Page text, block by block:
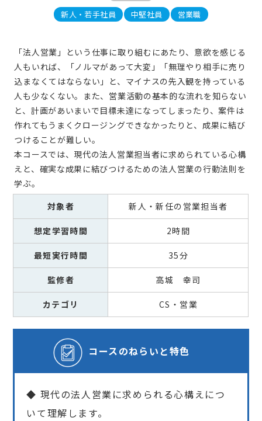
新人・若手社員 中堅社員 営業職
「法人営業」という仕事に取り組むにあたり、意欲を感じる
人もいれば、「ノルマがあって大変」「無理やり相手に売り
込まなくてはならない」と、マイナスの先入観を持っている
人も少なくない。また、営業活動の基本的な流れを知らない
と、計画があいまいで目標未達になってしまったり、案件は
作れてもうまくクロージングできなかったりと、成果に結び
つけることが難しい。
本コースでは、現代の法人営業担当者に求められている心構
えと、確実な成果に結びつけるための法人営業の行動法則を
学ぶ。
対象者
新人・新任の営業担当者
想定学習時間 2時間
最短実行時間 35分
監修者 高城 幸司
カテゴリ CS・営業
コースのねらいと特色
◆ 現代の法人営業に求められる心構えにつ
いて理解します。